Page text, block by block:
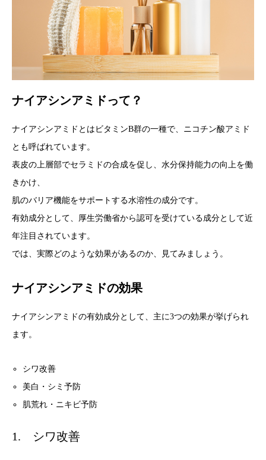
ナイアシンアミドって？
ナイアシンアミドとはビタミンB群の一種で、ニコチン酸アミド
とも呼ばれています。
表皮の上層部でセラミドの合成を促し、水分保持能力の向上を働
きかけ、
肌のバリア機能をサポートする水溶性の成分です。
有効成分として、厚生労働省から認可を受けている成分として近
年注目されています。
では、実際どのような効果があるのか、見てみましょう。
ナイアシンアミドの効果
ナイアシンアミドの有効成分として、主に3つの効果が挙げられ
ます。
シワ改善
美白・シミ予防
肌荒れ・ニキビ予防
1. シワ改善